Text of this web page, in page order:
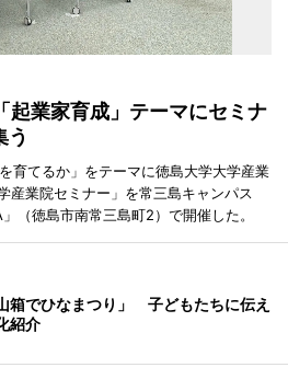
起業家育成」テーマにセミナ
う
育てるか」をテーマに徳島大学大学産業
産業院セミナー」を常三島キャンパス
（徳島市南常三島町2）で開催した。
箱でひなまつり」 子どもたちに伝え
紹介